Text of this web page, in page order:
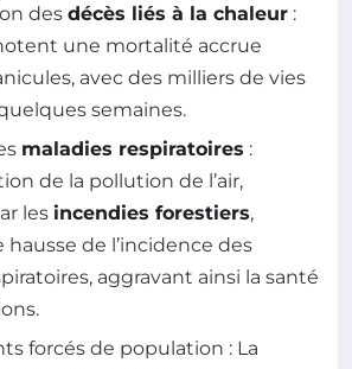
des décès liés à la chaleur :
une mortalité accrue
avec des milliers de vies
semaines.
maladies respiratoires :
de la pollution de l’air,
les incendies forestiers,
de l’incidence des
aggravant ainsi la santé
forcés de population : La